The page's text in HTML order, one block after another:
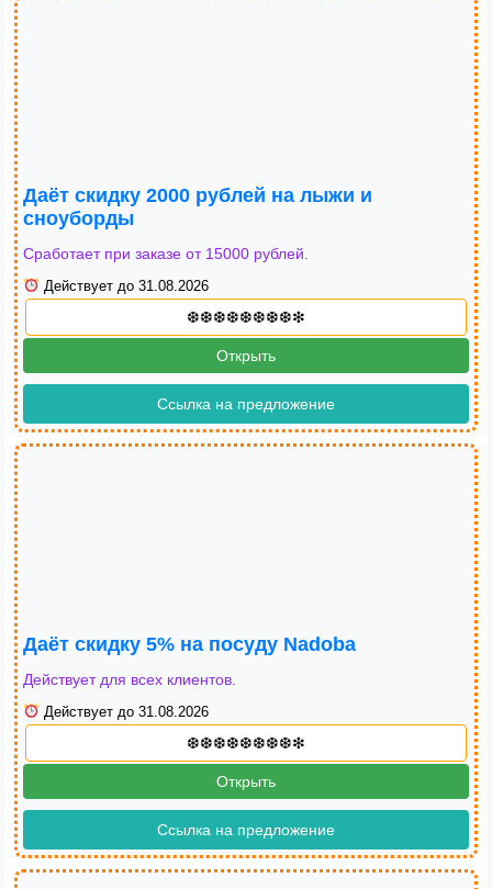
Даёт скидку 2000 рублей на лыжи и
сноуборды
Сработает при заказе от 15000 рублей.
Действует до 31.08.2026
Открыть
Ссылка на предложение
Даёт скидку 5% на посуду Nadoba
Действует для всех клиентов.
Действует до 31.08.2026
Открыть
Ссылка на предложение